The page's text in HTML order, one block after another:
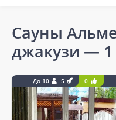
Сауны
джакузи — 1
До 10 5 0